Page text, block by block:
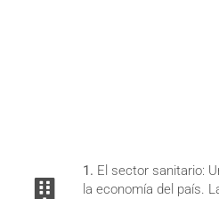
1. El sector sanitario:
la economía del país.